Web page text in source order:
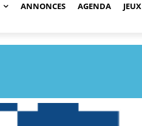
ANNONCES AGENDA JEUX